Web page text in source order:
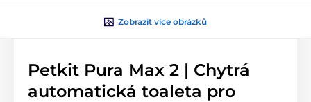
Zobrazit více obrázků
Petkit Pura Max 2 | Chytrá
automatická toaleta pro